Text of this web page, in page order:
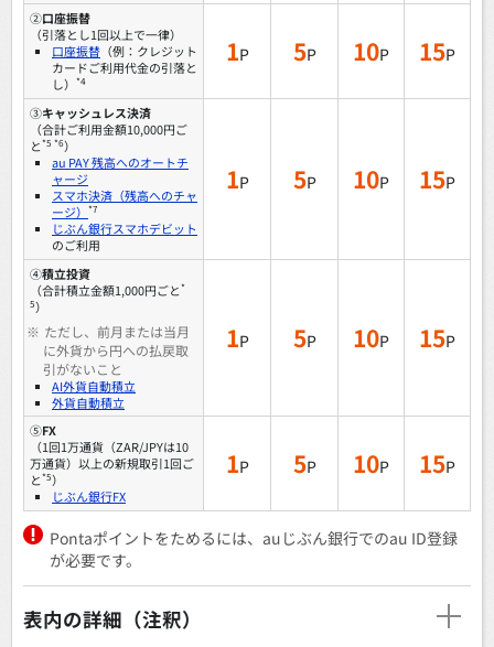
②口座振替
（引落とし1回以上で一律）
口座振替 （例：クレジット
カードご利用代金の引落と
し）
*4
1P 5P 10P 15P
③キャッシュレス決済
（合計ご利用金額10,000円ご
と*5 *6）
au PAY 残高へのオートチ
ャージ
スマホ決済（残高へのチャ
ージ）
*7
じぶん銀行スマホデビット
のご利用
1P 5P 10P 15P
④積立投資
（合計積立金額1,000円ごと*
5）
※ ただし、前月または当月
に外貨から円への払戻取
引がないこと
AI外貨自動積立
外貨自動積立
1P 5P 10P 15P
⑤FX
（1回1万通貨（ZAR/JPYは10
万通貨）以上の新規取引1回ご
と*5）
じぶん銀行FX
1P 5P 10P 15P
Pontaポイントをためるには、auじぶん銀行でのau ID登録
が必要です。
表内の詳細（注釈）